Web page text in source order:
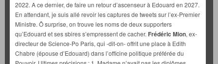
2022. A ce dernier, de faire un retour d’ascenseur à Edouard en 2027.
En attendant, je suis allé revoir les captures de tweets sur l’ex-Premier
Ministre. Ô surprise, on trouve les noms de deux supporters
qu’Edouard et ses sbires s’empressent de cacher. Frédéric Mion, ex-
directeur de Science-Po Paris, qui -dit-on- offrit une place à Edith
Chabre (épouse d’Edouard) dans l’officine politique préférée du